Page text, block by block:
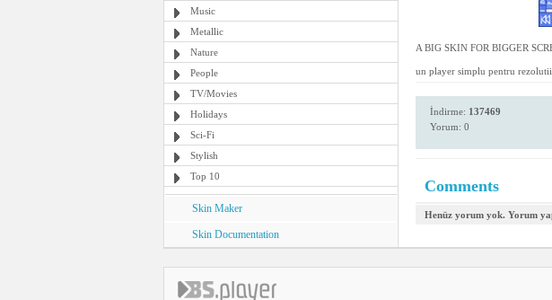
Music
Metallic
Nature
People
TV/Movies
Holidays
Sci-Fi
Stylish
Top 10
Skin Maker
Skin Documentation
A BIG SKIN FOR BIGGER
un player simplu pentru rezolutii
İndirme: 137469
Yorum: 0
Comments
Henüz yorum yok. Yorum